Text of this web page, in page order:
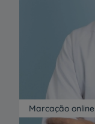
Marcação online